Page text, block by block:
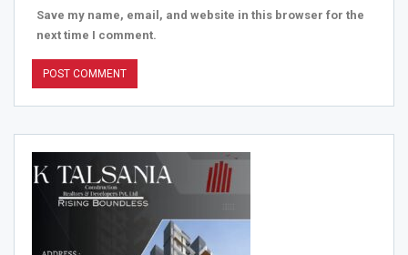
Save my name, email, and website in this browser for the
next time I comment.